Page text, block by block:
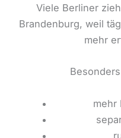
Viele Berliner
Brandenburg, weil
mehr
mehr